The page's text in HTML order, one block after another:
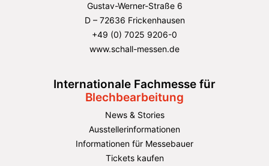
Gustav-Werner-Straße 6
D – 72636 Frickenhausen
+49 (0) 7025 9206-0
www.schall-messen.de
Internationale Fachmesse für
Blechbearbeitung
News & Stories
Ausstellerinformationen
Informationen für Messebauer
Tickets kaufen